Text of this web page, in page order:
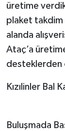
üretime
plaket takdim
alanda
Ataç’a
desteklerden
Kızılinler Bal
Buluşmada